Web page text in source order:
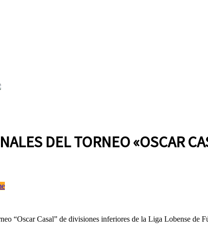
DEL TORNEO «OSCAR
“Oscar Casal” de divisiones inferiores de la Liga Lobense de